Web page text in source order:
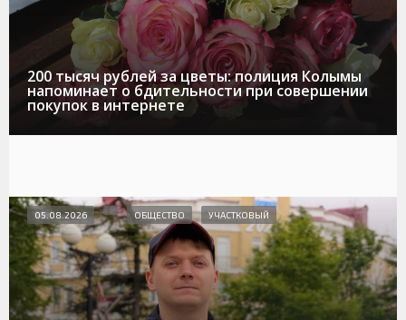
200 тысяч рублей за цветы: полиция Колымы
напоминает о бдительности при совершении
покупок в интернете
05.08.2026 ОБЩЕСТВО УЧАСТКОВЫЙ